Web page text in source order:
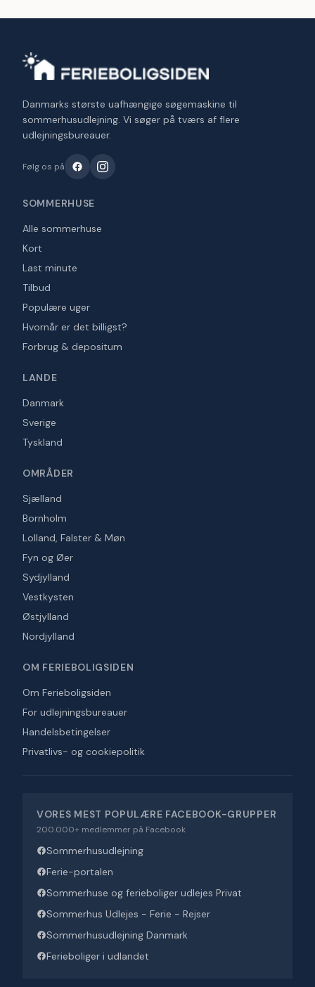
Danmarks største uafhængige søgemaskine til
sommerhusudlejning. Vi søger på tværs af flere
udlejningsbureauer.
Følg os på
SOMMERHUSE
Alle sommerhuse
Kort
Last minute
Tilbud
Populære uger
Hvornår er det billigst?
Forbrug & depositum
LANDE
Danmark
Sverige
Tyskland
OMRÅDER
Sjælland
Bornholm
Lolland, Falster & Møn
Fyn og Øer
Sydjylland
Vestkysten
Østjylland
Nordjylland
OM FERIEBOLIGSIDEN
Om Ferieboligsiden
For udlejningsbureauer
Handelsbetingelser
Privatlivs- og cookiepolitik
VORES MEST POPULÆRE FACEBOOK-GRUPPER
200.000+ medlemmer på Facebook
Sommerhusudlejning
Ferie-portalen
Sommerhuse og ferieboliger udlejes Privat
Sommerhus Udlejes - Ferie - Rejser
Sommerhusudlejning Danmark
Ferieboliger i udlandet